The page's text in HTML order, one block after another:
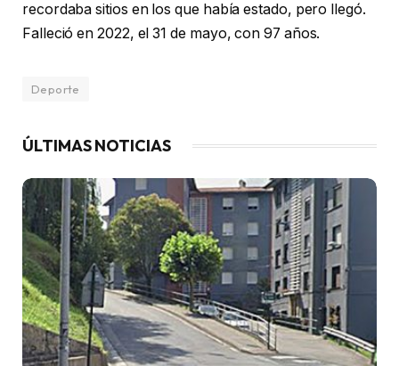
recordaba sitios en los que había estado, pero llegó.
Falleció en 2022, el 31 de mayo, con 97 años.
Deporte
ÚLTIMAS NOTICIAS